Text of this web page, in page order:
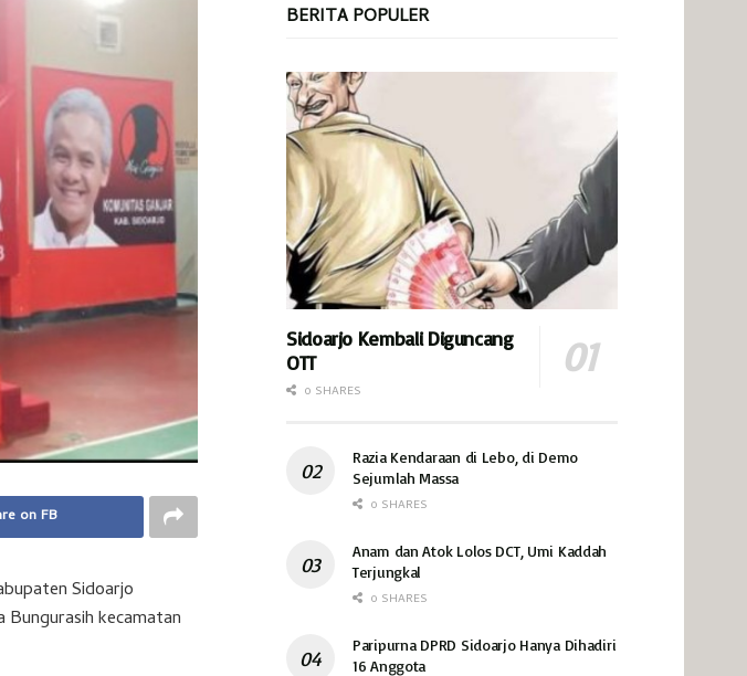
on FB
Sidoarjo
Bungurasih kecamatan
BERITA POPULER
Sidoarjo Kembali Diguncang
OTT
0 SHARES
Razia Kendaraan di Lebo, di Demo
Sejumlah Massa
0 SHARES
Anam dan Atok Lolos DCT, Umi Kaddah
Terjungkal
0 SHARES
Paripurna DPRD Sidoarjo Hanya Dihadiri
16 Anggota